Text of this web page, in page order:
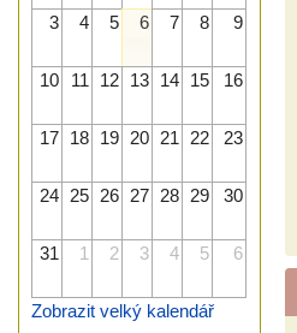
3 4 5 6 7 8 9
10 11 12 13 14 15 16
17 18 19 20 21 22 23
24 25 26 27 28 29 30
31 1 2 3 4 5 6
Zobrazit velký kalendář